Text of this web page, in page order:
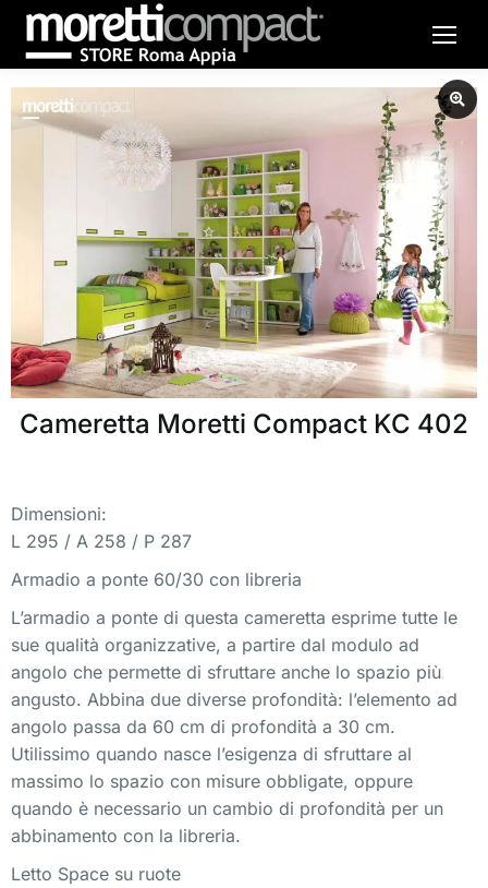
Cameretta Moretti Compact KC 402
Dimensioni:
L 295 / A 258 / P 287
Armadio a ponte 60/30 con libreria
L’armadio a ponte di questa cameretta esprime tutte le
sue qualità organizzative, a partire dal modulo ad
angolo che permette di sfruttare anche lo spazio più
angusto. Abbina due diverse profondità: l’elemento ad
angolo passa da 60 cm di profondità a 30 cm.
Utilissimo quando nasce l’esigenza di sfruttare al
massimo lo spazio con misure obbligate, oppure
quando è necessario un cambio di profondità per un
abbinamento con la libreria.
Letto Space su ruote